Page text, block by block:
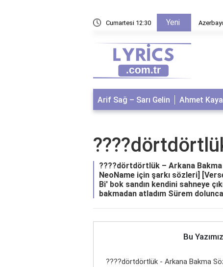
Cumartesi 12:30 Yeni
Arif Sağ – Sarı Gelin Ahmet
????dörtdörtlük – Arkana
NeoName için şarkı sözleri] [Verse
Bi' bok sandın kendini sahneye
bakmadan atladım Sürem
Bu
????dörtdörtlük - Arkana Bakma